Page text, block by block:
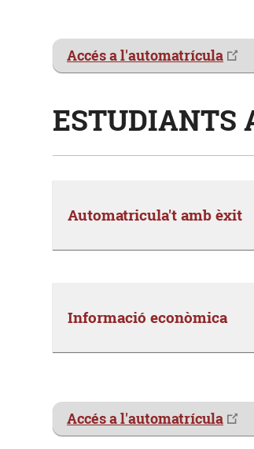
Accés a l'automatrícula
ESTUDIANTS
Automatricula't amb èxit
Informació econòmica
Accés a l'automatrícula